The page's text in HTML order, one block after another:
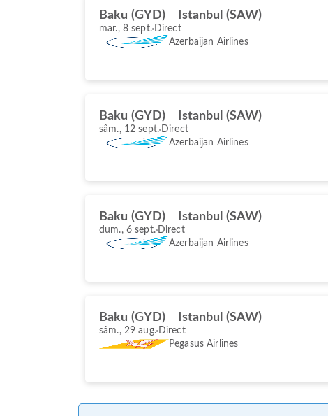
Baku (GYD) Istanbul (SAW)
mar., 8 sept. Direct
Azerbaijan Airlines
Baku (GYD) Istanbul (SAW)
sâm., 12 sept. Direct
Azerbaijan Airlines
Baku (GYD) Istanbul (SAW)
dum., 6 sept. Direct
Azerbaijan Airlines
Baku (GYD) Istanbul (SAW)
sâm., 29 aug. Direct
Pegasus Airlines